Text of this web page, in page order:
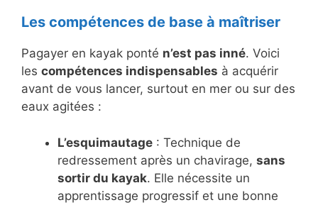
Les compétences de base à maîtriser
Pagayer en kayak ponté n’est pas inné. Voici
les compétences indispensables à acquérir
avant de vous lancer, surtout en mer ou sur des
eaux agitées :
L’esquimautage : Technique de
redressement après un chavirage, sans
sortir du kayak. Elle nécessite un
apprentissage progressif et une bonne